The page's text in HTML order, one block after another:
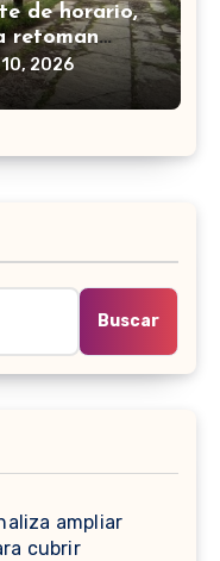
de horario,
retoman
2026
Buscar
ampliar
cubrir